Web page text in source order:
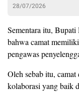
28/07/2026
Sementara itu, Bupati
bahwa camat
pengawas
Oleh sebab itu,
kolaborasi yang baik